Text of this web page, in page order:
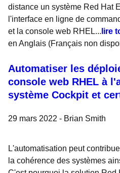
distance un système Red Hat
l'interface en ligne de
et la console web RHEL... lire
en Anglais (Français non
Automatiser les
console web RHEL à
système Cockpit et
29 mars 2022 - Brian Smith
L'automatisation peut
la cohérence des systèmes